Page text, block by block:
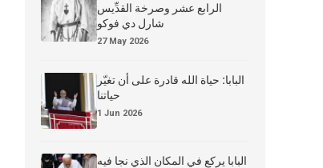
الرابع عشر وصرخة القدِّيس
شارل دي فوكو
27 May 2026
البابا: حياة الله قادرة على أن تغيّر
حياتنا
1 Jun 2026
البابا يركع في المكان الذي نجا فيه